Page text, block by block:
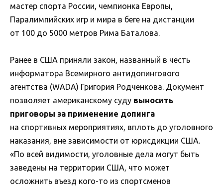
мастер спорта России, чемпионка Европы,
Паралимпийских игр и мира в беге на дистанции
от 100 до 5000 метров Рима Баталова.
Ранее в США приняли закон, названный в честь
информатора Всемирного антидопингового
агентства (WADA) Григория Родченкова. Документ
позволяет американскому суду выносить
приговоры за применение допинга
на спортивных мероприятиях, вплоть до уголовного
наказания, вне зависимости от юрисдикции США.
«По всей видимости, уголовные дела могут быть
заведены на территории США, что может
осложнить въезд кого-то из спортсменов